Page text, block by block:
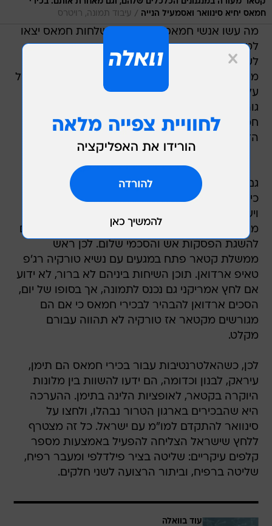
חמאס יחיא סינוואר ואסמעיל הנייה / עיבוד תמונה, רויטרס
מה עשו אנשי חמאס בתגובה? משלחות חמאס יצאו
לטורקיה, נפגשו עם ארדואן, ובחנו את האפשרות
לעבור לאנקרה. בישראל וארה"ב נלחצו מאוד
מהמהלך, שכן הוא שומט מידיהם את היכולת להפעיל
על צמרת חמאס לחץ באמצעות קטאר. הרי לפי
גורמי ביטחון, מי שביקש מקטאר לארח את בכירי
חמאס הם האמריקנים והישראלים, שמאמינים כי
הדבר יסייע לשליטה ולפיקוח על ראשי ארגון הטרור.
גם הקטארים לא רוצים שמהלך כזה יצא אל הפועל,
כי הם עלולים להפוך לחסרי משמעות בעיני ארה"ב
וישראל בתהליך המו"מ. לדברי גורמי ביטחון, קטאר
מעורבת בהרבה צירים במזרח התיכון בפרט, ובעולם
להשגת הפסקות אש והסכמי שלום. לכן ראש
ממשלת קטאר פתח במגעים עם נשיא טורקיה רג'פ
טאיפ ארדואן. תוכן השיחות ביניהם לא ברור, לא ידוע
אם לחץ אמריקני גם נכנס לתמונה, אך בסופו של יום,
הסכים ארדואן להבהיר לבכירי חמאס כי אם הם
מגורשים מקטאר אז טורקיה לא תהווה עבורם
מקלט.
לכן, כשהאלטרנטיבות עבור בכירי חמאס הם תימן,
עיראק, לבנון וכדומה, הם ידעו להשוות בין מלונות
היוקרה בקטאר, לאופציות הלינה בתימן. ההערכה
היא שהבכירים בארגון הטרור נבהלו, ולחצו על
סינוואר להתקדם למו"מ עם ישראל. כל זה מצטרף
ללחץ שישראל הצליחה להפעיל באמצעות מספר
קלפים עיקריים: שליטה בציר פילדלפי ומעבר רפיח,
שליטה ברפיח, וביתור הרצועה לשני חלקים.
עוד בוואלה